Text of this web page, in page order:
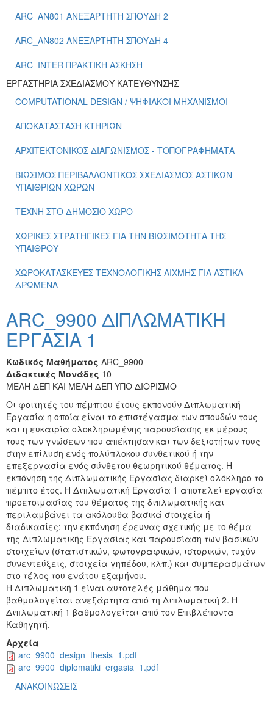
ARC_ΑΝ801 ΑΝΕΞΑΡΤΗΤΗ ΣΠΟΥΔΗ 2
ARC_ΑΝ802 ΑΝΕΞΑΡΤΗΤΗ ΣΠΟΥΔΗ 4
ARC_ΙΝΤΕR ΠΡΑΚΤΙΚΗ ΑΣΚΗΣΗ
ΕΡΓΑΣΤΗΡΙΑ ΣΧΕΔΙΑΣΜΟΥ ΚΑΤΕΥΘΥΝΣΗΣ
COMPUTATIONAL DESIGN / ΨΗΦΙΑΚΟΙ ΜΗΧΑΝΙΣΜΟΙ
ΑΠΟΚΑΤΑΣΤΑΣΗ ΚΤΗΡΙΩΝ
ΑΡΧΙΤΕΚΤΟΝΙΚΟΣ ΔΙΑΓΩΝΙΣΜΟΣ - ΤΟΠΟΓΡΑΦΗΜΑΤΑ
ΒΙΩΣΙΜΟΣ ΠΕΡΙΒΑΛΛΟΝΤΙΚΟΣ ΣΧΕΔΙΑΣΜΟΣ ΑΣΤΙΚΩΝ
ΥΠΑΙΘΡΙΩΝ ΧΩΡΩΝ
ΤΕΧΝΗ ΣΤΟ ΔΗΜΟΣΙΟ ΧΩΡΟ
ΧΩΡΙΚΕΣ ΣΤΡΑΤΗΓΙΚΕΣ ΓΙΑ ΤΗΝ ΒΙΩΣΙΜΟΤΗΤΑ ΤΗΣ
ΥΠΑΙΘΡΟΥ
ΧΩΡΟΚΑΤΑΣΚΕΥΕΣ ΤΕΧΝΟΛΟΓΙΚΗΣ ΑΙΧΜΗΣ ΓΙΑ ΑΣΤΙΚΑ
ΔΡΩΜΕΝΑ
ARC_9900 ΔΙΠΛΩΜΑΤΙΚΗ
ΕΡΓΑΣΙΑ 1
Κωδικός Μαθήματος ARC_9900
Διδακτικές Μονάδες 10
ΜΕΛΗ ΔΕΠ ΚΑΙ ΜΕΛΗ ΔΕΠ ΥΠΟ ΔΙΟΡΙΣΜΟ
Οι φοιτητές του πέμπτου έτους εκπονούν Διπλωματική
Εργασία η οποία είναι το επιστέγασμα των σπουδών τους
και η ευκαιρία ολοκληρωμένης παρουσίασης εκ μέρους
τους των γνώσεων που απέκτησαν και των δεξιοτήτων τους
στην επίλυση ενός πολύπλοκου συνθετικού ή την
επεξεργασία ενός σύνθετου θεωρητικού θέματος. Η
εκπόνηση της Διπλωματικής Εργασίας διαρκεί ολόκληρο το
πέμπτο έτος. Η Διπλωματική Εργασία 1 αποτελεί εργασία
προετοιμασίας του θέματος της διπλωματικής και
περιλαμβάνει τα ακόλουθα βασικά στοιχεία ή
διαδικασίες: την εκπόνηση έρευνας σχετικής με το θέμα
της Διπλωματικής Εργασίας και παρουσίαση των βασικών
στοιχείων (στατιστικών, φωτογραφικών, ιστορικών, τυχόν
συνεντεύξεις, στοιχεία γηπέδου, κλπ.) και συμπερασμάτων
στο τέλος του ενάτου εξαμήνου.
Η Διπλωματική 1 είναι αυτοτελές μάθημα που
βαθμολογείται ανεξάρτητα από τη Διπλωματική 2. Η
Διπλωματική 1 βαθμολογείται από τον Επιβλέποντα
Καθηγητή.
Αρχεία
arc_9900_design_thesis_1.pdf
arc_9900_diplomatiki_ergasia_1.pdf
ΑΝΑΚΟΙΝΩΣΕΙΣ